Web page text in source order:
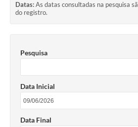
Datas:As datas consultadas na pesquisa
do registro.
Pesquisa
Data Inicial
Data Final